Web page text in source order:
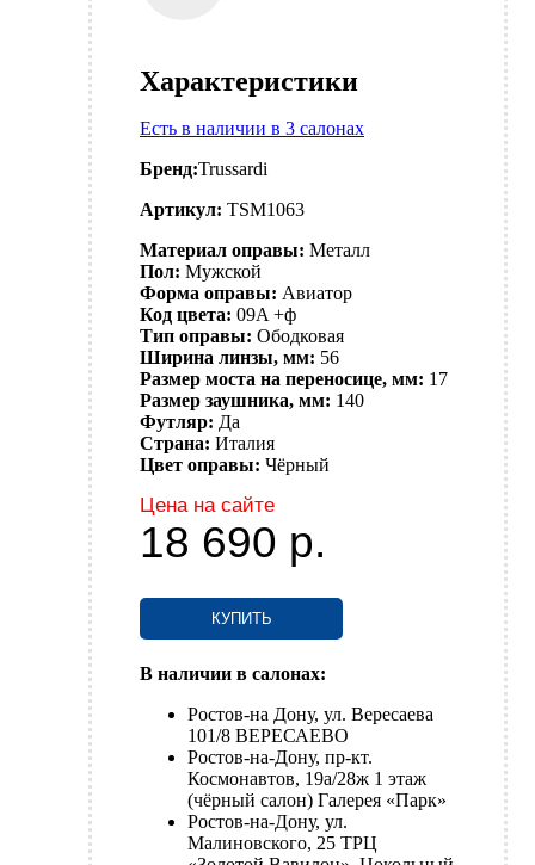
Характеристики
Есть в наличии в 3 салонах
Бренд:Trussardi
Артикул: TSM1063
Материал оправы: Металл
Пол: Мужской
Форма оправы: Авиатор
Код цвета: 09A +ф
Тип оправы: Ободковая
Ширина линзы, мм: 56
Размер моста на переносице, мм: 17
Размер заушника, мм: 140
Футляр: Да
Страна: Италия
Цвет оправы: Чёрный
Цена на сайте
18 690 р.
КУПИТЬ
В наличии в салонах:
Ростов-на Дону, ул. Вересаева
101/8 ВЕРЕСАЕВО
Ростов-на-Дону, пр-кт.
Космонавтов, 19а/28ж 1 этаж
(чёрный салон) Галерея «Парк»
Ростов-на-Дону, ул.
Малиновского, 25 ТРЦ